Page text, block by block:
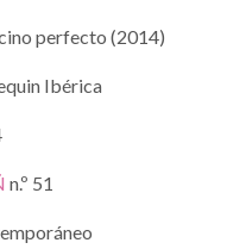
perfecto (2014)
Ibérica
n.º 51